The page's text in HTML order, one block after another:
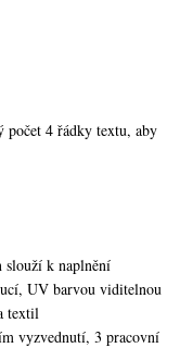
počet 4 řádky textu,aby
slouží k naplnění
UV barvou viditelnou
textil
vyzvednutí, 3 pracovní